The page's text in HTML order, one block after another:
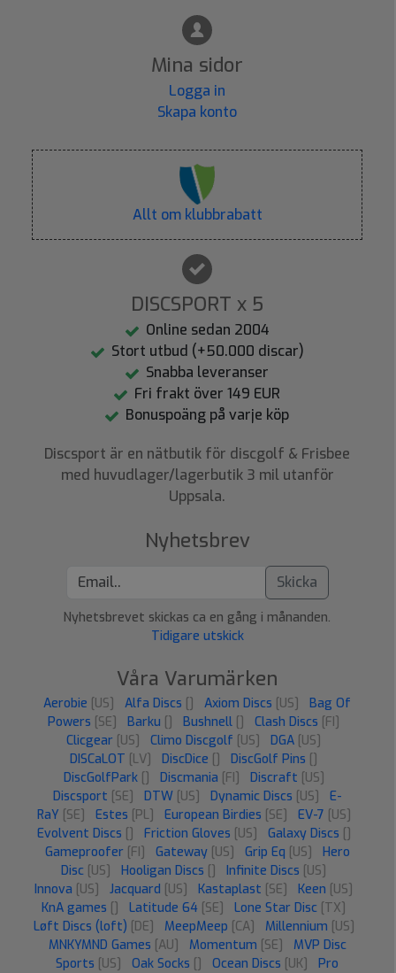
Mina sidor
Logga in
Skapa konto
Allt om klubbrabatt
DISCSPORT x 5
Online sedan 2004
Stort utbud (+50.000 discar)
Snabba leveranser
Fri frakt över 149 EUR
Bonuspoäng på varje köp
Discsport är en nätbutik för discgolf & Frisbee
med huvudlager/lagerbutik 3 mil utanför
Uppsala.
Nyhetsbrev
Skicka
Nyhetsbrevet skickas ca en gång i månanden.
Tidigare utskick
Våra Varumärken
Aerobie [US] Alfa Discs Axiom Discs [US]
Bag Of
Powers [SE] Barku Bushnell Clash Discs [FI]
Clicgear [US] Climo Discgolf [US] DGA [US]
DISCaLOT [LV] DiscDice DiscGolf Pins
DiscGolfPark
Discmania [FI] Discraft [US]
Discsport [SE] DTW [US] Dynamic Discs [US]
E-
RaY [SE] Estes [PL] European Birdies [SE] EV-7 [US]
Evolvent Discs
Friction Gloves [US] Galaxy Discs
Gameproofer [FI] Gateway [US] Grip Eq [US]
Hero
Disc [US] Hooligan Discs Infinite Discs [US]
Innova [US] Jacquard [US] Kastaplast [SE] Keen [US]
KnA games
Latitude 64 [SE] Lone Star Disc [TX]
Løft Discs (loft) [DE] MeepMeep [CA] Millennium [US]
MNKYMND Games [AU] Momentum [SE]
MVP Disc
Sports [US] Oak Socks Ocean Discs [UK] Pro